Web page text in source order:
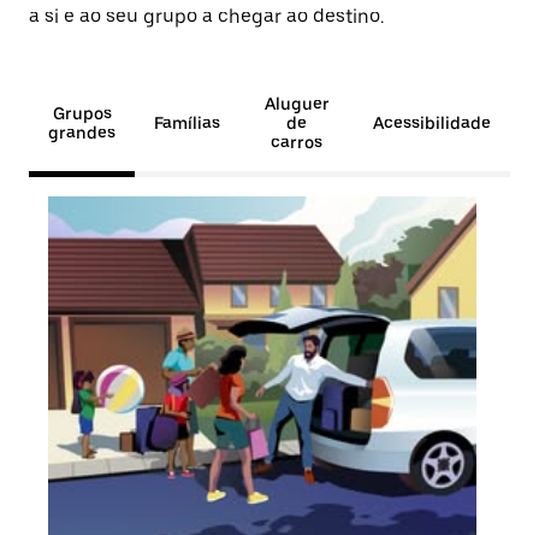
a si e ao seu grupo a chegar ao destino.
Grupos
grandes
Famílias
Aluguer
de
carros
Acessibilidade